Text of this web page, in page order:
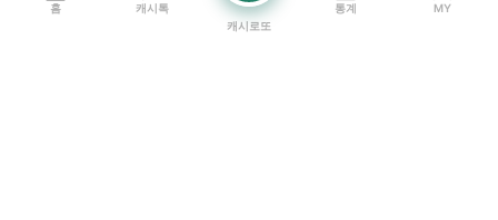
홈 캐시톡
캐시로또
통계 MY